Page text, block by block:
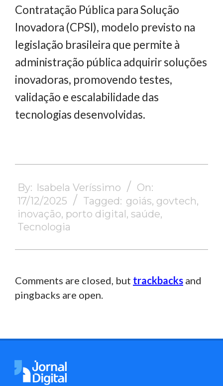
Contratação Pública para Solução
Inovadora (CPSI), modelo previsto na
legislação brasileira que permite à
administração pública adquirir soluções
inovadoras, promovendo testes,
validação e escalabilidade das
tecnologias desenvolvidas.
12-
17
By: Isabela Veríssimo
On:
17/12/2025
Tagged: goiás, govtech,
inovação, porto digital, saúde,
Tecnologia
Comments are closed, but trackbacks and
pingbacks are open.